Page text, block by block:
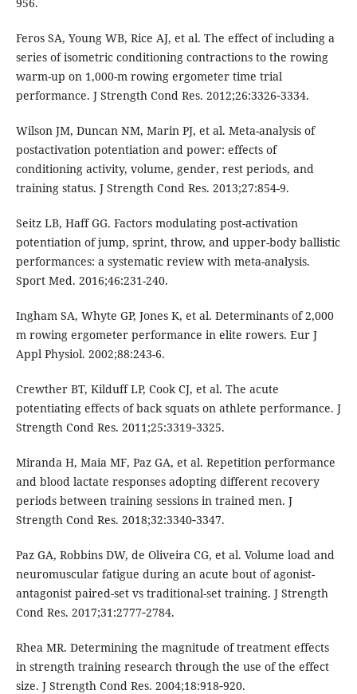
Feros SA, Young WB, Rice AJ, et al. The effect of including a
series of isometric conditioning contractions to the rowing
warm-up on 1,000-m rowing ergometer time trial
performance. J Strength Cond Res. 2012;26:3326‐3334.
Wilson JM, Duncan NM, Marin PJ, et al. Meta-analysis of
postactivation potentiation and power: effects of
conditioning activity, volume, gender, rest periods, and
training status. J Strength Cond Res. 2013;27:854-9.
Seitz LB, Haff GG. Factors modulating post-activation
potentiation of jump, sprint, throw, and upper-body ballistic
performances: a systematic review with meta-analysis.
Sport Med. 2016;46:231-240.
Ingham SA, Whyte GP, Jones K, et al. Determinants of 2,000
m rowing ergometer performance in elite rowers. Eur J
Appl Physiol. 2002;88:243-6.
Crewther BT, Kilduff LP, Cook CJ, et al. The acute
potentiating effects of back squats on athlete performance. J
Strength Cond Res. 2011;25:3319‐3325.
Miranda H, Maia MF, Paz GA, et al. Repetition performance
and blood lactate responses adopting different recovery
periods between training sessions in trained men. J
Strength Cond Res. 2018;32:3340‐3347.
Paz GA, Robbins DW, de Oliveira CG, et al. Volume load and
neuromuscular fatigue during an acute bout of agonist-
antagonist paired-set vs traditional-set training. J Strength
Cond Res. 2017;31:2777‐2784.
Rhea MR. Determining the magnitude of treatment effects
in strength training research through the use of the effect
size. J Strength Cond Res. 2004;18:918‐920.